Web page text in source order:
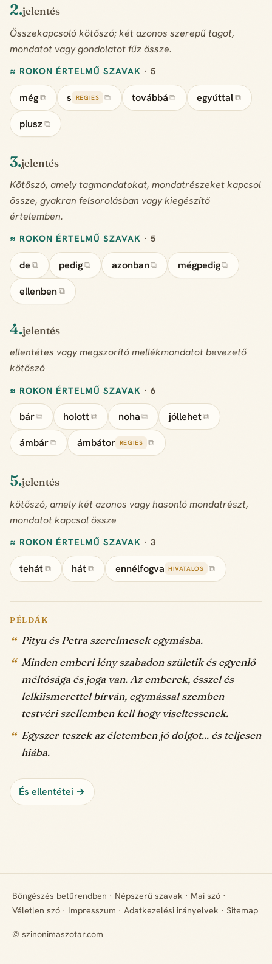
2.jelentés
Összekapcsoló kötőszó; két azonos szerepű tagot,
mondatot vagy gondolatot fűz össze.
≈ ROKON ÉRTELMŰ SZAVAK · 5
még ⧉ s REGIES ⧉ továbbá ⧉ egyúttal ⧉
plusz ⧉
3.jelentés
Kötőszó, amely tagmondatokat, mondatrészeket kapcsol
össze, gyakran felsorolásban vagy kiegészítő
értelemben.
≈ ROKON ÉRTELMŰ SZAVAK · 5
de ⧉ pedig ⧉ azonban⧉ mégpedig⧉
ellenben ⧉
4.jelentés
ellentétes vagy megszorító mellékmondatot bevezető
kötőszó
≈ ROKON ÉRTELMŰ SZAVAK · 6
bár ⧉ holott ⧉ noha ⧉ jóllehet⧉
ámbár ⧉ ámbátor REGIES ⧉
5.jelentés
kötőszó, amely két azonos vagy hasonló mondatrészt,
mondatot kapcsol össze
≈ ROKON ÉRTELMŰ SZAVAK · 3
tehát ⧉ hát ⧉ ennélfogva HIVATALOS ⧉
PÉLDÁK
Pityu és Petra szerelmesek egymásba.
Minden emberi lény szabadon születik és egyenlő
méltósága és joga van. Az emberek, ésszel és
lelkiismerettel bírván, egymással szemben
testvéri szellemben kell hogy viseltessenek.
Egyszer teszek az életemben jó dolgot... és teljesen
hiába.
És ellentétei →
Böngészés betűrendben · Népszerű szavak · Mai szó ·
Véletlen szó · Impresszum · Adatkezelési irányelvek · Sitemap
© szinonimaszotar.com